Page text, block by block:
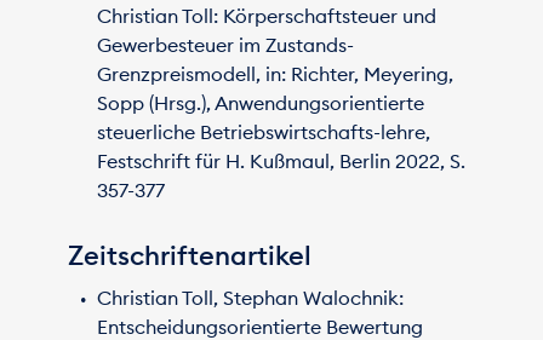
Christian Toll: Körperschaftsteuer und
Gewerbesteuer im Zustands-
Grenzpreismodell, in: Richter, Meyering,
Sopp (Hrsg.), Anwendungsorientierte
steuerliche Betriebswirtschafts-lehre,
Festschrift für H. Kußmaul, Berlin 2022, S.
357-377
Zeitschriftenartikel
Christian Toll, Stephan Walochnik:
Entscheidungsorientierte Bewertung